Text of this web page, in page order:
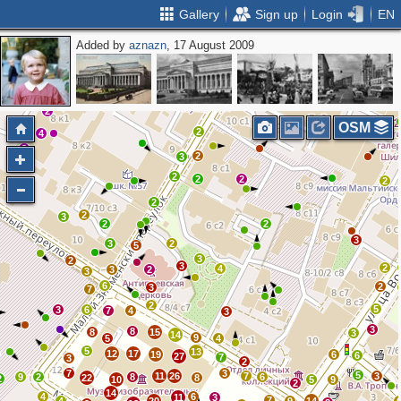
Gallery Sign up Login EN
Added byaznazn, 17 August 2009
3
3
5
2
2
3
5
3
6
9 5
6
3
5
2
6
7
2
7
3
4
3
9
14
13
8
26
27
15
19
11
17
8
11 6
3
14
10
12
5
3
22
7
4
2
9
2
3 6
7 6
7
8
5
8
4
3
2
2
3
3
5
3 2
2
2 2
2
4
3
3
3
2
2
2
3
2
3
4
2
2
3
2
2
2
2
2
3
3
OSM